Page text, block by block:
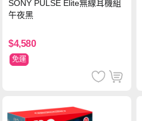
SONY PULSE Elite無線耳機組
午夜黑
$4,580
免運